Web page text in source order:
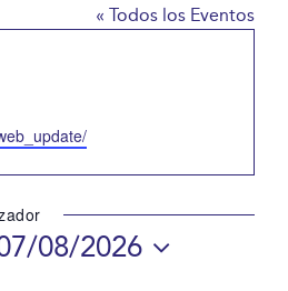
« Todos los Eventos
08/2026